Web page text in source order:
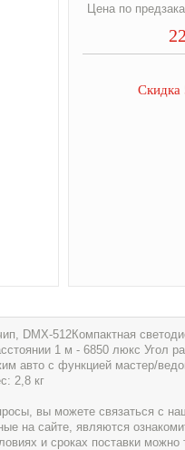
Цена по
Скидка
DMX-512Компактная
1 м - 6850 люкс Угол
авто с функцией мастер/
2,8 кг
вы можете связаться с
на сайте, являются
и сроках поставки можно